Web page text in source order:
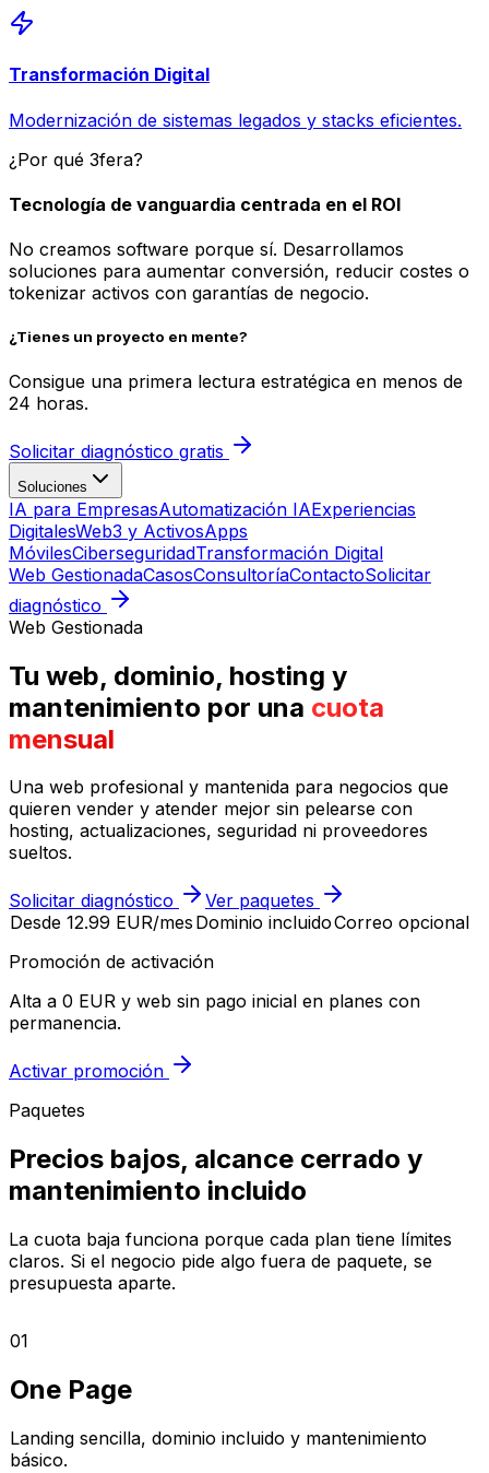
Transformación Digital
Modernización de sistemas legados y stacks eficientes.
¿Por qué 3fera?
Tecnología de vanguardia centrada en el ROI
No creamos software porque sí. Desarrollamos
soluciones para aumentar conversión, reducir costes o
tokenizar activos con garantías de negocio.
¿Tienes un proyecto en mente?
Consigue una primera lectura estratégica en menos de
24 horas.
Solicitar diagnóstico gratis
Soluciones
IA para EmpresasAutomatización IAExperiencias
DigitalesWeb3 y ActivosApps
MóvilesCiberseguridadTransformación Digital
Web GestionadaCasosConsultoríaContactoSolicitar
diagnóstico
Web Gestionada
Tu web, dominio, hosting y
mantenimiento por una cuota
mensual
Una web profesional y mantenida para negocios que
quieren vender y atender mejor sin pelearse con
hosting, actualizaciones, seguridad ni proveedores
sueltos.
Solicitar diagnóstico
Ver paquetes
Desde 12.99 EUR/mes Dominio incluidoCorreo opcional
Promoción de activación
Alta a 0 EUR y web sin pago inicial en planes con
permanencia.
Activar promoción
Paquetes
Precios bajos, alcance cerrado y
mantenimiento incluido
La cuota baja funciona porque cada plan tiene límites
claros. Si el negocio pide algo fuera de paquete, se
presupuesta aparte.
01
One Page
Landing sencilla, dominio incluido y mantenimiento
básico.